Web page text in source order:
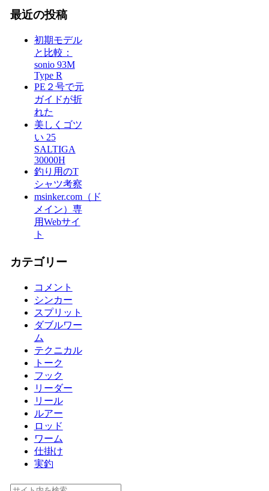
最近の投稿
初期モデル
と比較：
sonio 93M
Type R
PE２号で元
ガイドが折
れた
美しくゴツ
い 25
SALTIGA
30000H
釣り用のT
シャツ考察
msinker.com（ド
メイン）専
用Webサイ
ト
カテゴリー
コメント
シンカー
スプリット
ダブルワー
ム
テクニカル
トーク
フック
リーダー
リール
ルアー
ロッド
ワーム
仕掛け
実釣